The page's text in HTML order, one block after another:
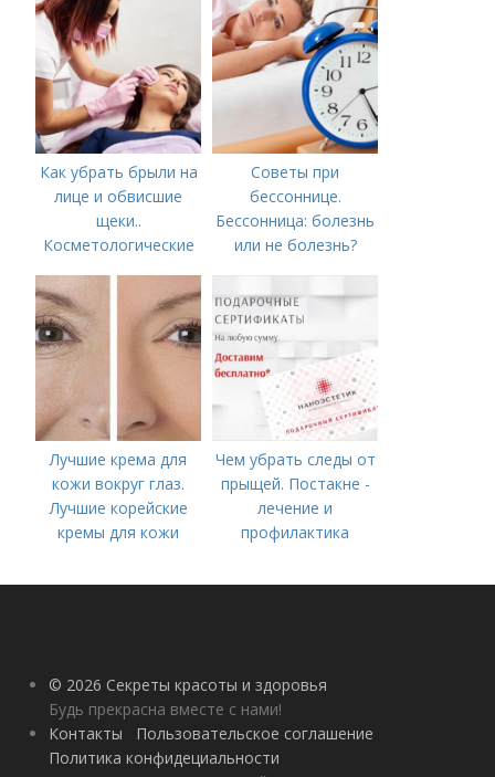
Как убрать брыли на
лице и обвисшие
щеки..
Косметологические
Советы при
бессоннице.
Бессонница: болезнь
или не болезнь?
Лучшие крема для
кожи вокруг глаз.
Лучшие корейские
кремы для кожи
году
Чем убрать следы от
прыщей. Постакне -
лечение и
профилактика
© 2026 Секреты красоты и здоровья
Будь прекрасна вместе с нами!
Контакты
Пользовательское соглашение
Политика конфидециальности